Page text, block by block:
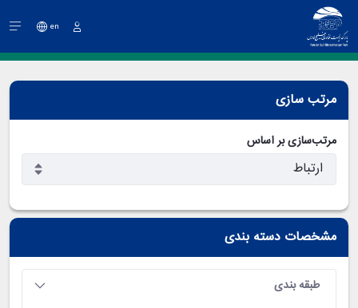
en
مرتب سازی
مرتب‌سازی بر اساس
مشخصات دسته بندی
طبقه بندی